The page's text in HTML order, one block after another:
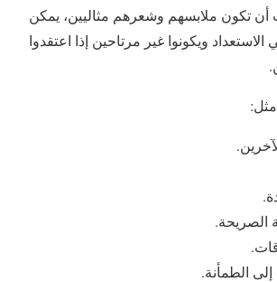
أن تكون ملابسهم وشعرهم مثاليين، يمكن
ويكونوا غير مرتاحين إذا اعتقدوا
الصريحة.
الطمأنة.